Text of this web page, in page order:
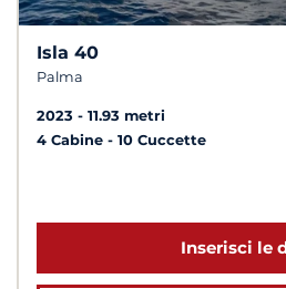
Isla 40
Palma
2023
11.93 metri
4 Cabine
10 Cuccette
Inserisci le